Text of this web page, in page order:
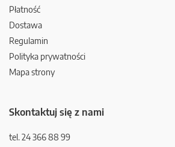
Płatność
Dostawa
Regulamin
Polityka prywatności
Mapa strony
Skontaktuj się z nami
tel. 24 366 88 99